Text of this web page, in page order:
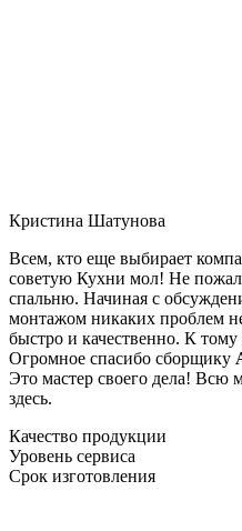
Кристина Шатунова
Всем, кто еще выбирает
советую Кухни мол! Не
спальню. Начиная с
монтажом никаких проблем
быстро и качественно. К
Огромное спасибо сборщику
Это мастер своего дела! Всю
здесь.
Качество продукции
Уровень сервиса
Срок изготовления